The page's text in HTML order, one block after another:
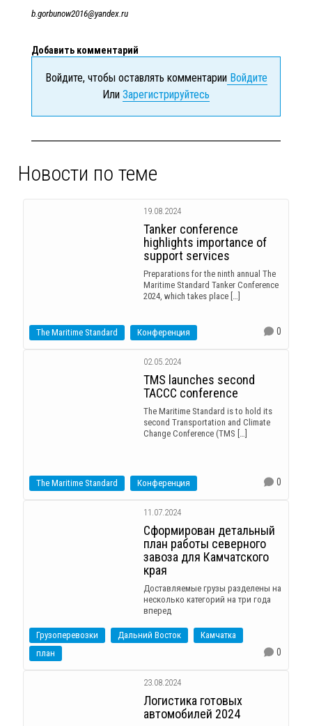
b.gorbunow2016@yandex.ru
Добавить комментарий
Войдите, чтобы оставлять комментарииВойдите
Или Зарегистрируйтесь
Новости по теме
19.08.2024
Tanker conference
highlights importance of
support services
Preparations for the ninth annual The
Maritime Standard Tanker Conference
2024, which takes place […]
The Maritime Standard Конференция 0
02.05.2024
TMS launches second
TACCC conference
The Maritime Standard is to hold its
second Transportation and Climate
Change Conference (TMS […]
The Maritime Standard Конференция 0
11.07.2024
Сформирован детальный
план работы северного
завоза для Камчатского
края
Доставляемые грузы разделены на
несколько категорий на три года
вперед
Грузоперевозки Дальний Восток
Камчатка
план
0
23.08.2024
Логистика готовых
автомобилей 2024